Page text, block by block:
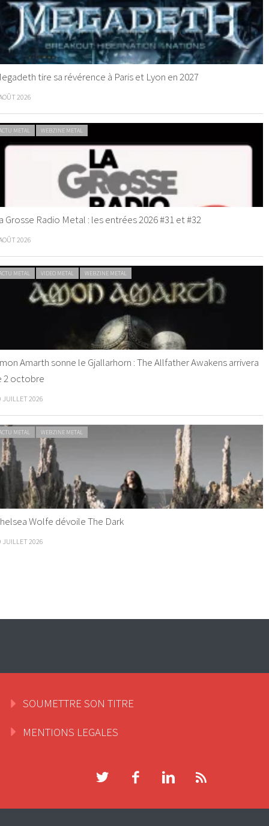
tire sa révérence à Paris et Lyon en 2027
2026
METAL WEBZINE METAL
Grosse Radio Metal : les entrées 2026 #31 et #32
2026
METAL VIDEO METAL WEBZINE METAL
Amarth sonne le Gjallarhorn : The Allfather Awakens arrivera
2 octobre
JUILLET 2026
METAL WEBZINE METAL
Wolfe dévoile The Dark
JUILLET 2026
SOUMETTRE SON TITRE
MENTIONS LEGALES